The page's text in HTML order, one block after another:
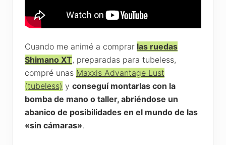
Cuando me animé a comprar las ruedas
Shimano XT, preparadas para tubeless,
compré unas Maxxis Advantage Lust
(tubeless) y conseguí montarlas con la
bomba de mano o taller, abriéndose un
abanico de posibilidades en el mundo de las
«sin cámaras».